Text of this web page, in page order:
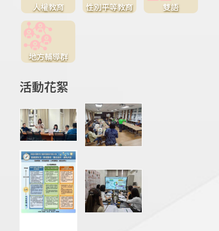
人權教育 性別平等教育 雙語
地方輔導群
活動花絮